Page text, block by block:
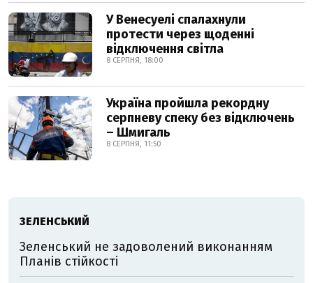
У Венесуелі спалахнули
протести через щоденні
відключення світла
8 СЕРПНЯ, 18:00
Україна пройшла рекордну
серпневу спеку без відключень
– Шмигаль
8 СЕРПНЯ, 11:50
ЗЕЛЕНСЬКИЙ
Зеленський не задоволений виконанням
Планів стійкості